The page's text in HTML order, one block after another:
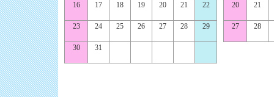
16 17 18 19 20 21 22
23 24 25 26 27 28 29
30 31
20 21
27 28